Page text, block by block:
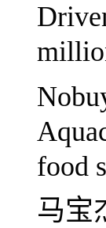
food
马宝